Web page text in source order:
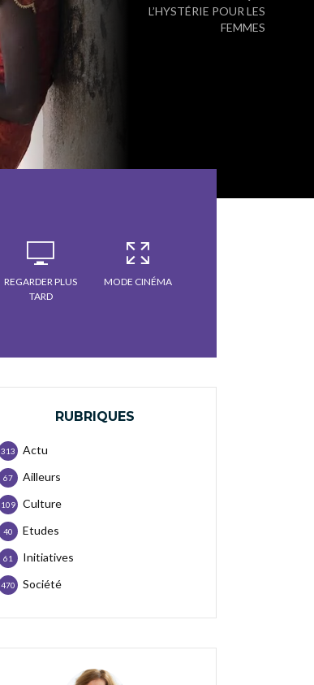
L’HYSTÉRIE POUR LES
FEMMES
REGARDER PLUS
TARD
MODE CINÉMA
RUBRIQUES
Actu
313
Ailleurs
67
Culture
109
Etudes
40
Initiatives
61
Société
470